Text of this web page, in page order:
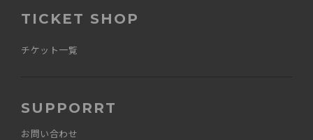
TICKET SHOP
チケット一覧
SUPPORRT
お問い合わせ